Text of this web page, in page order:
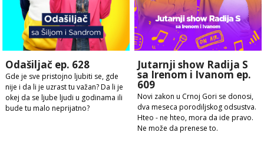
Odašiljač ep. 628
Gde je sve pristojno ljubiti se, gde
nije i da li je uzrast tu važan? Da li je
okej da se ljube ljudi u godinama ili
bude tu malo neprijatno?
Jutarnji show Radija S
sa Irenom i Ivanom ep.
609
Novi zakon u Crnoj Gori se donosi,
dva meseca porodiljskog odsustva.
Hteo - ne hteo, mora da ide pravo.
Ne može da prenese to.